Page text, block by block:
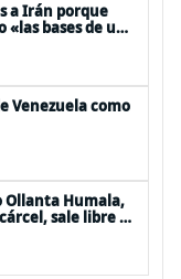
a Irán porque
«las bases de un
Venezuela como
Ollanta Humala,
sale libre al